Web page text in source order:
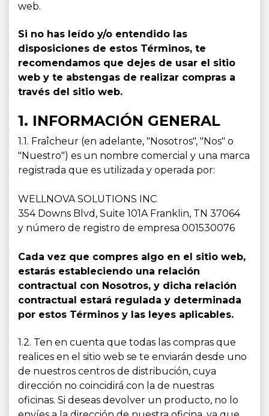
web.
Si no has leído y/o entendido las
disposiciones de estos Términos, te
recomendamos que dejes de usar el sitio
web y te abstengas de realizar compras a
través del sitio web.
1. INFORMACIÓN GENERAL
1.1. Fraîcheur (en adelante, "Nosotros", "Nos" o
"Nuestro") es un nombre comercial y una marca
registrada que es utilizada y operada por:
WELLNOVA SOLUTIONS INC
354 Downs Blvd, Suite 101A Franklin, TN 37064
y número de registro de empresa 001530076
Cada vez que compres algo en el sitio web,
estarás estableciendo una relación
contractual con Nosotros, y dicha relación
contractual estará regulada y determinada
por estos Términos y las leyes aplicables.
1.2. Ten en cuenta que todas las compras que
realices en el sitio web se te enviarán desde uno
de nuestros centros de distribución, cuya
dirección no coincidirá con la de nuestras
oficinas. Si deseas devolver un producto, no lo